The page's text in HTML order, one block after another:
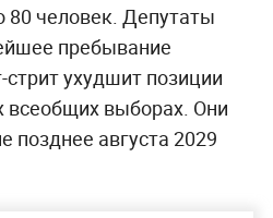
80 человек. Депутаты
пребывание
ухудшит позиции
всеобщих выборах. Они
позднее августа 2029